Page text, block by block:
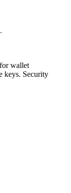
wallet
keys. Security